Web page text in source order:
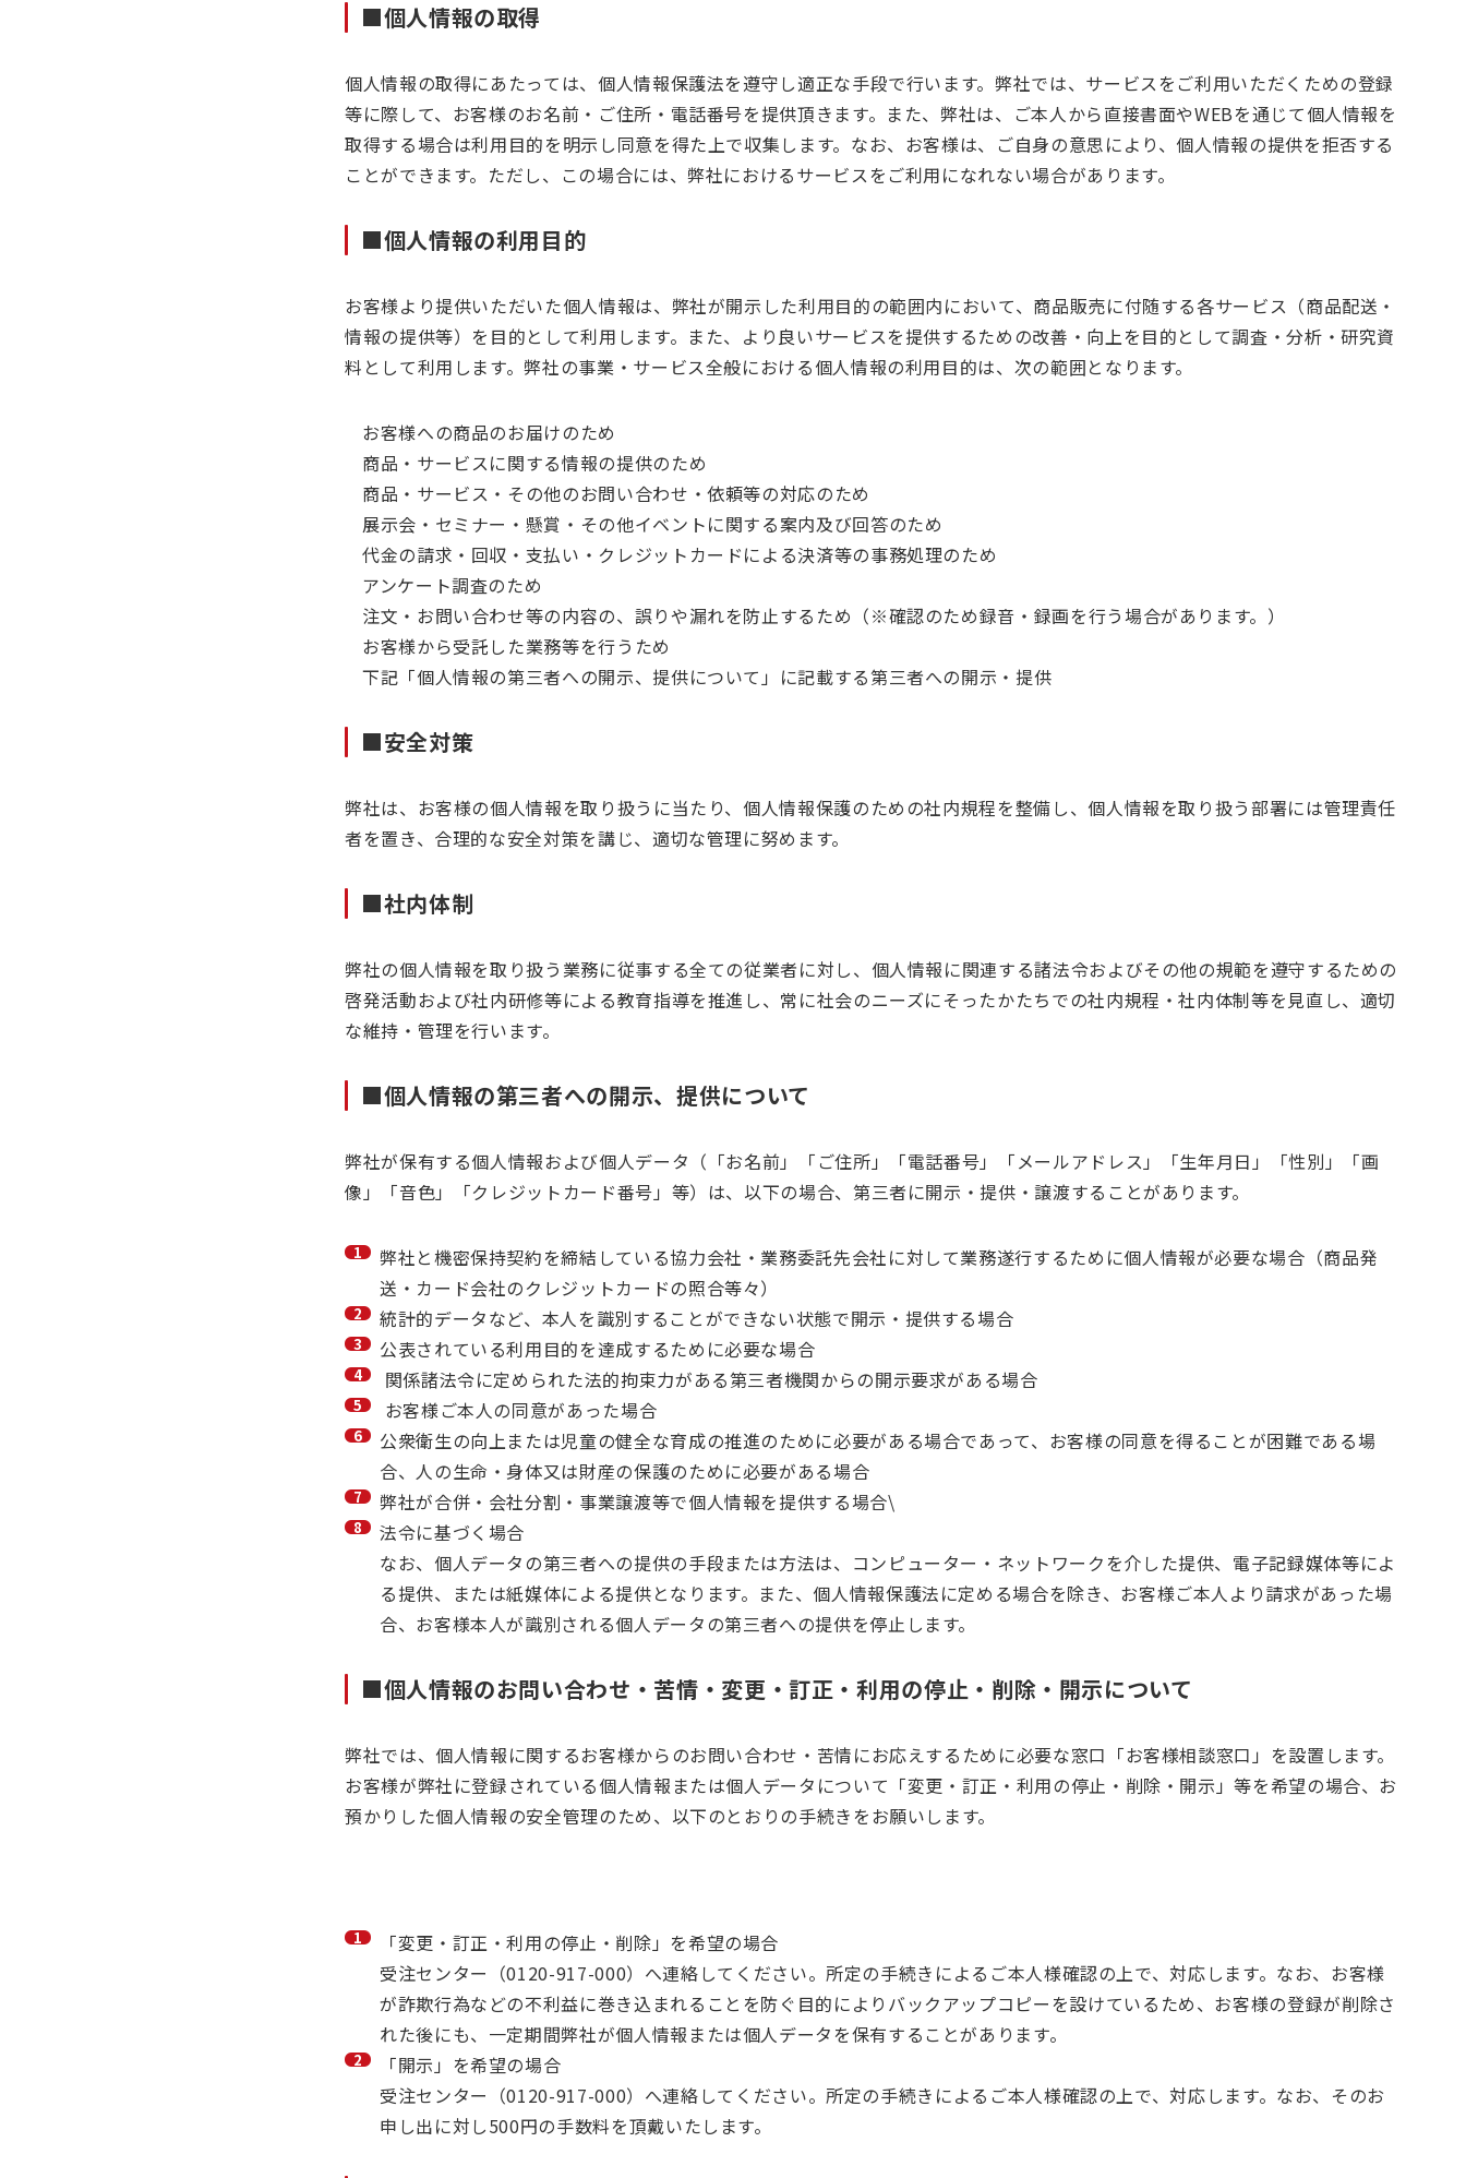
■個人情報の取得
個人情報の取得にあたっては、個人情報保護法を遵守し適正な手段で行います。弊社では、サービスをご利用いただくための登録
等に際して、お客様のお名前・ご住所・電話番号を提供頂きます。また、弊社は、ご本人から直接書面やWEBを通じて個人情報を
取得する場合は利用目的を明示し同意を得た上で収集します。なお、お客様は、ご自身の意思により、個人情報の提供を拒否する
ことができます。ただし、この場合には、弊社におけるサービスをご利用になれない場合があります。
■個人情報の利用目的
お客様より提供いただいた個人情報は、弊社が開示した利用目的の範囲内において、商品販売に付随する各サービス（商品配送・
情報の提供等）を目的として利用します。また、より良いサービスを提供するための改善・向上を目的として調査・分析・研究資
料として利用します。弊社の事業・サービス全般における個人情報の利用目的は、次の範囲となります。
お客様への商品のお届けのため
商品・サービスに関する情報の提供のため
商品・サービス・その他のお問い合わせ・依頼等の対応のため
展示会・セミナー・懸賞・その他イベントに関する案内及び回答のため
代金の請求・回収・支払い・クレジットカードによる決済等の事務処理のため
アンケート調査のため
注文・お問い合わせ等の内容の、誤りや漏れを防止するため（※確認のため録音・録画を行う場合があります。）
お客様から受託した業務等を行うため
下記「個人情報の第三者への開示、提供について」に記載する第三者への開示・提供
■安全対策
弊社は、お客様の個人情報を取り扱うに当たり、個人情報保護のための社内規程を整備し、個人情報を取り扱う部署には管理責任
者を置き、合理的な安全対策を講じ、適切な管理に努めます。
■社内体制
弊社の個人情報を取り扱う業務に従事する全ての従業者に対し、個人情報に関連する諸法令およびその他の規範を遵守するための
啓発活動および社内研修等による教育指導を推進し、常に社会のニーズにそったかたちでの社内規程・社内体制等を見直し、適切
な維持・管理を行います。
■個人情報の第三者への開示、提供について
弊社が保有する個人情報および個人データ（「お名前」「ご住所」「電話番号」「メールアドレス」「生年月日」「性別」「画
像」「音色」「クレジットカード番号」等）は、以下の場合、第三者に開示・提供・譲渡することがあります。
弊社と機密保持契約を締結している協力会社・業務委託先会社に対して業務遂行するために個人情報が必要な場合（商品発
送・カード会社のクレジットカードの照合等々）
統計的データなど、本人を識別することができない状態で開示・提供する場合
公表されている利用目的を達成するために必要な場合
関係諸法令に定められた法的拘束力がある第三者機関からの開示要求がある場合
お客様ご本人の同意があった場合
公衆衛生の向上または児童の健全な育成の推進のために必要がある場合であって、お客様の同意を得ることが困難である場
合、人の生命・身体又は財産の保護のために必要がある場合
弊社が合併・会社分割・事業譲渡等で個人情報を提供する場合\
法令に基づく場合
なお、個人データの第三者への提供の手段または方法は、コンピューター・ネットワークを介した提供、電子記録媒体等によ
る提供、または紙媒体による提供となります。また、個人情報保護法に定める場合を除き、お客様ご本人より請求があった場
合、お客様本人が識別される個人データの第三者への提供を停止します。
■個人情報のお問い合わせ・苦情・変更・訂正・利用の停止・削除・開示について
弊社では、個人情報に関するお客様からのお問い合わせ・苦情にお応えするために必要な窓口「お客様相談窓口」を設置します。
お客様が弊社に登録されている個人情報または個人データについて「変更・訂正・利用の停止・削除・開示」等を希望の場合、お
預かりした個人情報の安全管理のため、以下のとおりの手続きをお願いします。
「変更・訂正・利用の停止・削除」を希望の場合
受注センター（0120-917-000）へ連絡してください。所定の手続きによるご本人様確認の上で、対応します。なお、お客様
が詐欺行為などの不利益に巻き込まれることを防ぐ目的によりバックアップコピーを設けているため、お客様の登録が削除さ
れた後にも、一定期間弊社が個人情報または個人データを保有することがあります。
「開示」を希望の場合
受注センター（0120-917-000）へ連絡してください。所定の手続きによるご本人様確認の上で、対応します。なお、そのお
申し出に対し500円の手数料を頂戴いたします。